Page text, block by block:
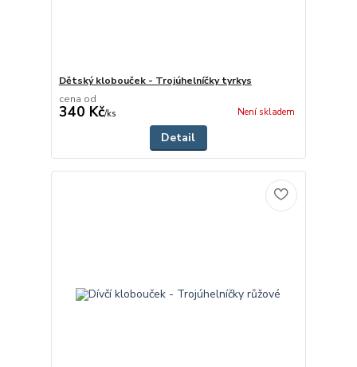
Dětský klobouček - Trojúhelníčky tyrkys
cena od
340 Kč/ks Není skladem
Detail